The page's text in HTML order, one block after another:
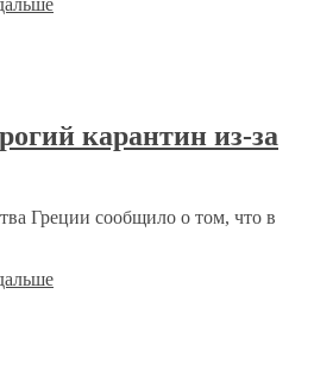
карантин из-за
Греции сообщило о том, что в